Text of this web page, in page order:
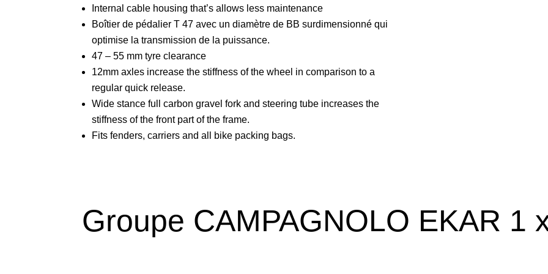
Internal cable housing that’s allows less maintenance
Boîtier de pédalier T 47 avec un diamètre de BB surdimensionné qui
optimise la transmission de la puissance.
47 – 55 mm tyre clearance
12mm axles increase the stiffness of the wheel in comparison to a
regular quick release.
Wide stance full carbon gravel fork and steering tube increases the
stiffness of the front part of the frame.
Fits fenders, carriers and all bike packing bags.
Groupe CAMPAGNOLO EKAR 1